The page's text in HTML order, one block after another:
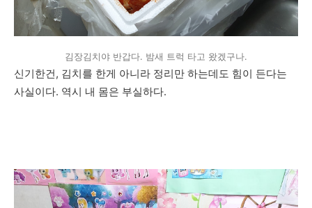
김장김치야 반갑다. 밤새 트럭 타고 왔겠구나.
신기한건, 김치를 한게 아니라 정리만 하는데도 힘이 든다는
사실이다. 역시 내 몸은 부실하다.